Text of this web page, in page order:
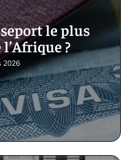
le plus
?
2026